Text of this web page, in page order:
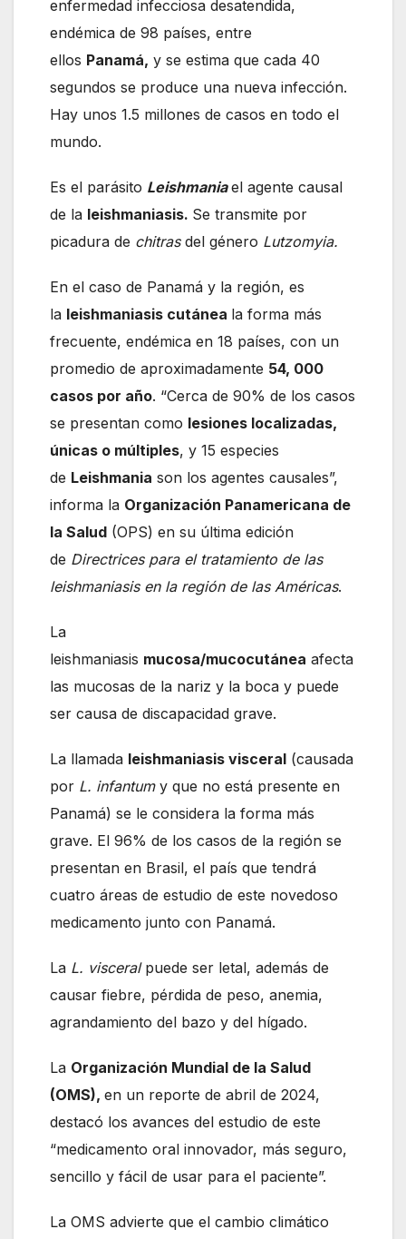
enfermedad infecciosa desatendida,
endémica de 98 países, entre
ellos Panamá, y se estima que cada 40
segundos se produce una nueva infección.
Hay unos 1.5 millones de casos en todo el
mundo.
Es el parásito Leishmania el agente causal
de la leishmaniasis. Se transmite por
picadura de chitras del género Lutzomyia.
En el caso de Panamá y la región, es
la leishmaniasis cutánea la forma más
frecuente, endémica en 18 países, con un
promedio de aproximadamente 54, 000
casos por año. “Cerca de 90% de los casos
se presentan como lesiones localizadas,
únicas o múltiples, y 15 especies
de Leishmania son los agentes causales”,
informa la Organización Panamericana de
la Salud (OPS) en su última edición
de Directrices para el tratamiento de las
leishmaniasis en la región de las Américas.
La
leishmaniasis mucosa/mucocutánea afecta
las mucosas de la nariz y la boca y puede
ser causa de discapacidad grave.
La llamada leishmaniasis visceral (causada
por L. infantumy que no está presente en
Panamá) se le considera la forma más
grave. El 96% de los casos de la región se
presentan en Brasil, el país que tendrá
cuatro áreas de estudio de este novedoso
medicamento junto con Panamá.
La L. visceralpuede ser letal, además de
causar fiebre, pérdida de peso, anemia,
agrandamiento del bazo y del hígado.
La Organización Mundial de la Salud
(OMS), en un reporte de abril de 2024,
destacó los avances del estudio de este
“medicamento oral innovador, más seguro,
sencillo y fácil de usar para el paciente”.
La OMS advierte que el cambio climático